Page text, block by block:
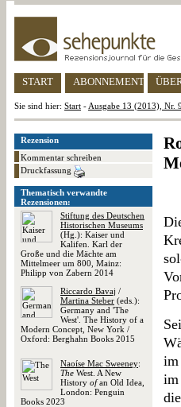
START ABONNEMENT
Sie sind hier: Start - Ausgabe 13 (2013), Nr. 9
Rezension
Kommentar schreiben
Druckfassung
Thematisch verwandte
Rezensionen:
Stiftung des Deutschen
Historischen Museums
(Hg.): Kaiser und
Kalifen. Karl der
Große und die Mächte am
Mittelmeer um 800, Mainz:
Philipp von Zabern 2014
Riccardo Bavaj /
Martina Steber (eds.):
Germany and 'The
West'. The History of a
Modern Concept, New York /
Oxford: Berghahn Books 2015
Naoíse Mac Sweeney:
The West. A New
History ofan Old Idea,
London: Penguin
Books 2023
im
im